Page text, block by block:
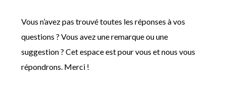
Vous n’avez pas trouvé toutes les réponses à vos
questions ? Vous avez une remarque ou une
suggestion ? Cet espace est pour vous et nous vous
répondrons. Merci !